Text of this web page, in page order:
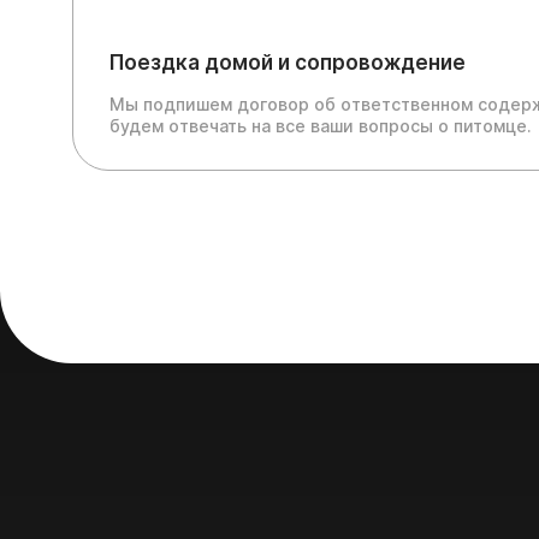
Поездка домой и сопровождение
Мы подпишем договор об ответственном
будем отвечать на все ваши вопросы о питомце.